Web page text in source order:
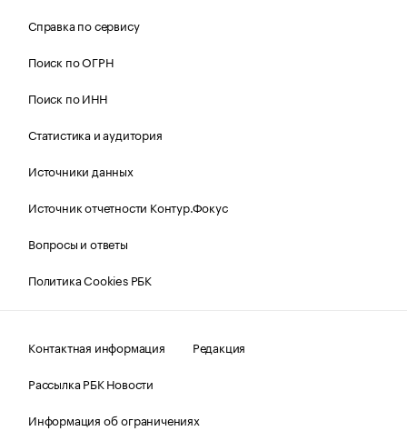
Справка по сервису
Поиск по ОГРН
Поиск по ИНН
Статистика и аудитория
Источники данных
Источник отчетности Контур.Фокус
Вопросы и ответы
Политика Cookies РБК
Контактная информация
Редакция
Рассылка РБК Новости
Информация об ограничениях